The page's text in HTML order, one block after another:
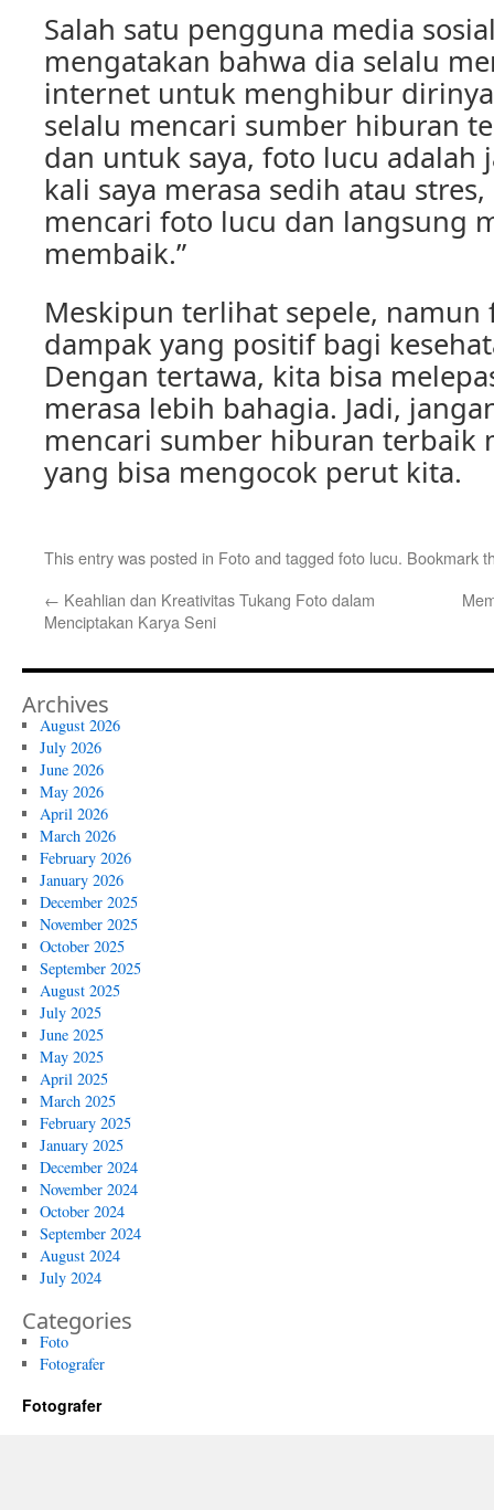
Salah satu pengguna media
mengatakan bahwa dia selalu
internet untuk menghibur dirinya
selalu mencari sumber hiburan
dan untuk saya, foto lucu adalah
kali saya merasa sedih atau
mencari foto lucu dan langsung
membaik.”
Meskipun terlihat sepele,
dampak yang positif bagi
Dengan tertawa, kita bisa
merasa lebih bahagia. Jadi,
mencari sumber hiburan terbaik
yang bisa mengocok perut kita.
This entry was posted in Fotoand tagged foto lucu. Bookmark
← Keahlian dan Kreativitas Tukang Foto dalam
Menciptakan Karya Seni
Archives
August 2026
July 2026
June 2026
May 2026
April 2026
March 2026
February 2026
January 2026
December 2025
November 2025
October 2025
September 2025
August 2025
July 2025
June 2025
May 2025
April 2025
March 2025
February 2025
January 2025
December 2024
November 2024
October 2024
September 2024
August 2024
July 2024
Categories
Foto
Fotografer
Fotografer